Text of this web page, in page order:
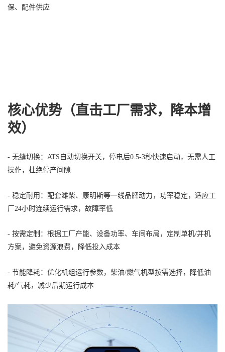
保、配件供应
核心优势（直击工厂需求，降本增
效）
- 无缝切换：ATS自动切换开关，停电后0.5-3秒快速启动，无需人工
操作，杜绝停产间隙
- 稳定耐用：配套潍柴、康明斯等一线品牌动力，功率稳定，适应工
厂24小时连续运行需求，故障率低
- 按需定制：根据工厂产能、设备功率、车间布局，定制单机/并机
方案，避免资源浪费，降低投入成本
- 节能降耗：优化机组运行参数，柴油/燃气机型按需选择，降低油
耗/气耗，减少后期运行成本